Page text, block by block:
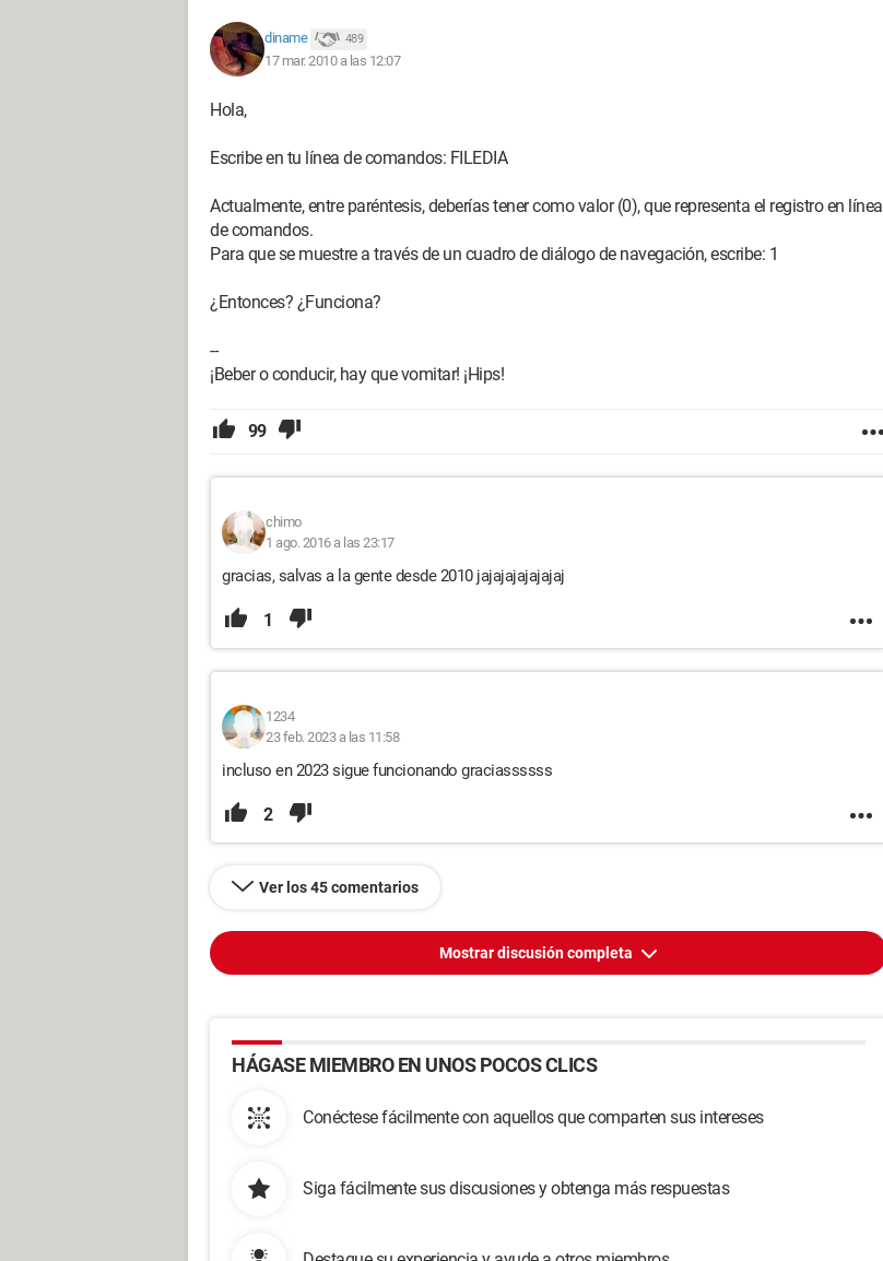
diname 489
17 mar. 2010 a las 12:07
Hola,
Escribe en tu línea de comandos: FILEDIA
Actualmente, entre paréntesis, deberías tener como valor (0), que representa el registro en línea
de comandos.
Para que se muestre a través de un cuadro de diálogo de navegación, escribe: 1
¿Entonces? ¿Funciona?
--
¡Beber o conducir, hay que vomitar! ¡Hips!
99
chimo
1 ago. 2016 a las 23:17
gracias, salvas a la gente desde 2010 jajajajajajajaj
1
1234
23 feb. 2023 a las 11:58
incluso en 2023 sigue funcionando graciassssss
2
Ver los 45 comentarios
Mostrar discusión completa
HÁGASE MIEMBRO EN UNOS POCOS CLICS
Conéctese fácilmente con aquellos que comparten sus intereses
Siga fácilmente sus discusiones y obtenga más respuestas